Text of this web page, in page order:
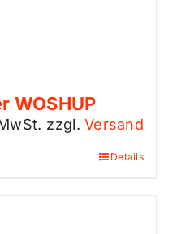
WOSHUP
zzgl.Versand
Details